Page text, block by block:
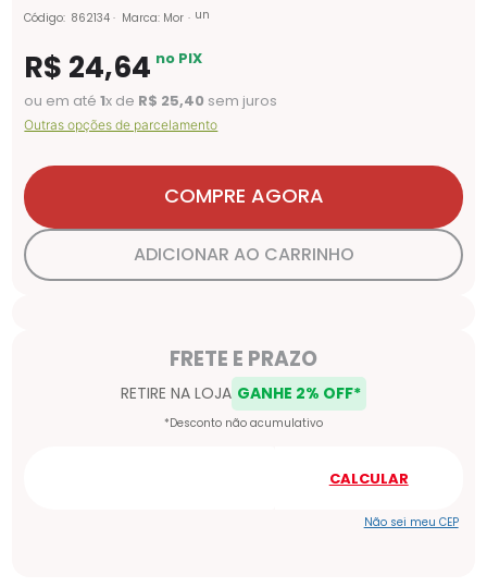
Código: 862134 Marca: Mor un
R$ 24,64 no PIX
ou em até1x de R$ 25,40 sem juros
Outras opções de parcelamento
COMPRE AGORA
ADICIONAR AO CARRINHO
Não sei meu CEP